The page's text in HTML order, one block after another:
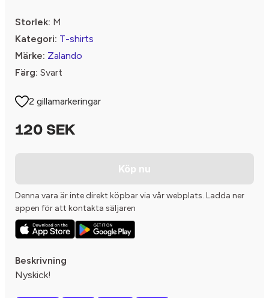
Storlek: M
Kategori: T-shirts
Märke: Zalando
Färg: Svart
2 gillamarkeringar
120 SEK
Köp nu
Denna vara är inte direkt köpbar via vår webplats. Ladda ner
appen för att kontakta säljaren
Beskrivning
Nyskick!